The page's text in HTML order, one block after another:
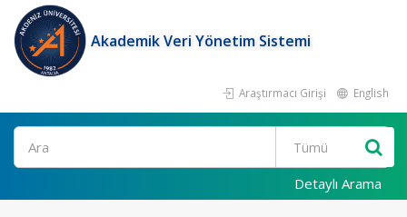
Akademik Veri Yönetim Sistemi
Araştırmacı Girişi English
Ara
Detaylı Arama